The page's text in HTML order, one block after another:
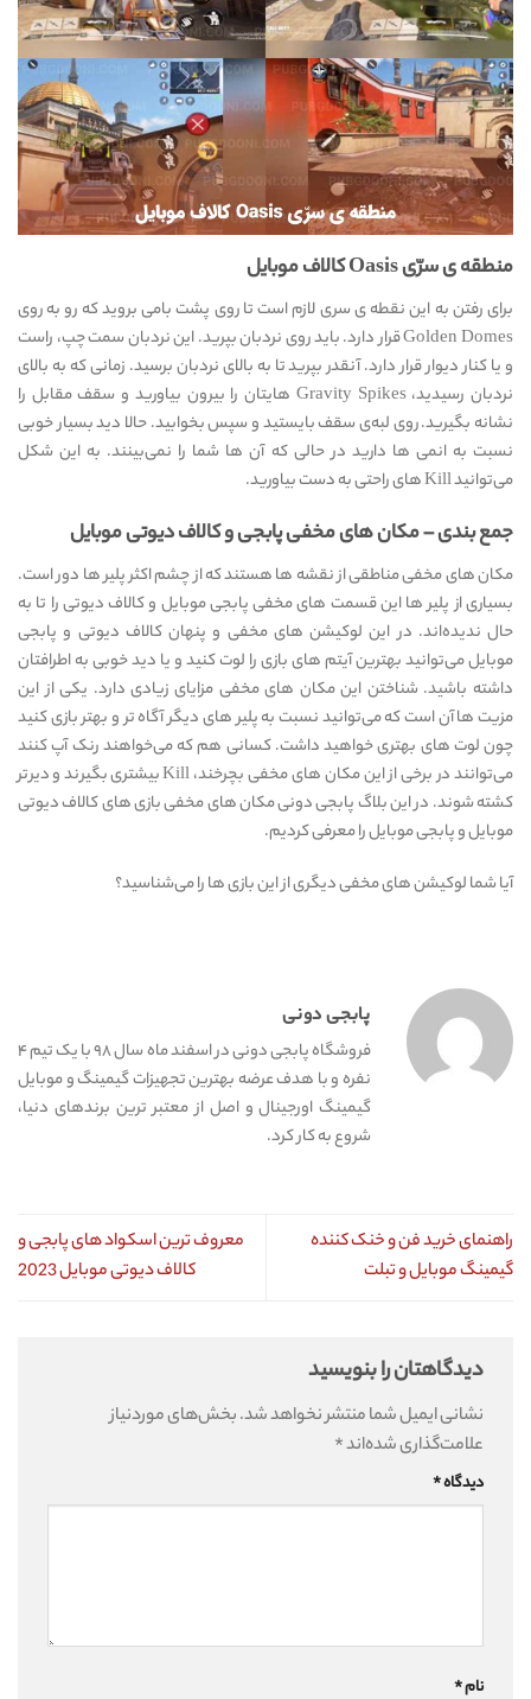
منطقه ی سرّی Oasis کالاف موبایل
برای رفتن به این نقطه ی سری لازم است تا روی پشت بامی بروید که رو به روی
Golden Domes قرار دارد. باید روی نردبان بپرید. این نردبان سمت چپ، راست
و یا کنار دیوار قرار دارد. آنقدر بپرید تا به بالای نردبان برسید. زمانی که به بالای
نردبان رسیدید، Gravity Spikes هایتان را بیرون بیاورید و سقف مقابل را
نشانه بگیرید. روی لبه‌ی سقف بایستید و سپس بخوابید. حالا دید بسیار خوبی
نسبت به انمی ها دارید در حالی که آن ها شما را نمی‌بینند. به این شکل
می‌توانید Kill های راحتی به دست بیاورید.
جمع بندی – مکان های مخفی پابجی و کالاف دیوتی موبایل
مکان های مخفی مناطقی از نقشه ها هستند که از چشم اکثر پلیر ها دور است.
بسیاری از پلیر ها این قسمت های مخفی پابجی موبایل و کالاف دیوتی را تا به
حال ندیده‌اند. در این لوکیشن های مخفی و پنهان کالاف دیوتی و پابجی
موبایل می‌توانید بهترین آیتم های بازی را لوت کنید و یا دید خوبی به اطرافتان
داشته باشید. شناختن این مکان های مخفی مزایای زیادی دارد. یکی از این
مزیت ها آن است که می‌توانید نسبت به پلیر های دیگر آگاه تر و بهتر بازی کنید
چون لوت های بهتری خواهید داشت. کسانی هم که می‌خواهند رنک آپ کنند
می‌توانند در برخی از این مکان های مخفی بچرخند، Kill بیشتری بگیرند و دیرتر
کشته شوند. در این بلاگ پابجی دونی مکان های مخفی بازی های کالاف دیوتی
موبایل و پابجی موبایل را معرفی کردیم.
آیا شما لوکیشن های مخفی دیگری از این بازی ها را می‌شناسید؟
پابجی دونی
فروشگاه پابجی دونی در اسفند ماه سال ۹۸ با یک تیم ۴
نفره و با هدف عرضه بهترین تجهیزات گیمینگ و موبایل
گیمینگ اورجینال و اصل از معتبر ترین برندهای دنیا،
شروع به کار کرد.
راهنمای خرید فن و خنک کننده
گیمینگ موبایل و تبلت
معروف ترین اسکواد های پابجی و
کالاف دیوتی موبایل 2023
دیدگاهتان را بنویسید
نشانی ایمیل شما منتشر نخواهد شد.بخش‌های موردنیاز
علامت‌گذاری شده‌اند*
دیدگاه*
نام*